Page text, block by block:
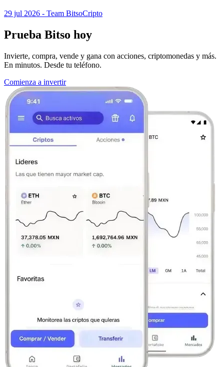
29 jul 2026 - Team BitsoCripto
Prueba Bitso hoy
Invierte, compra, vende y gana con acciones, criptomonedas y más.
En minutos. Desde tu teléfono.
Comienza a invertir